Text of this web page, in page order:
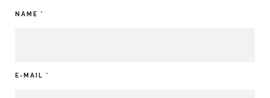
NAME *
E-MAIL *